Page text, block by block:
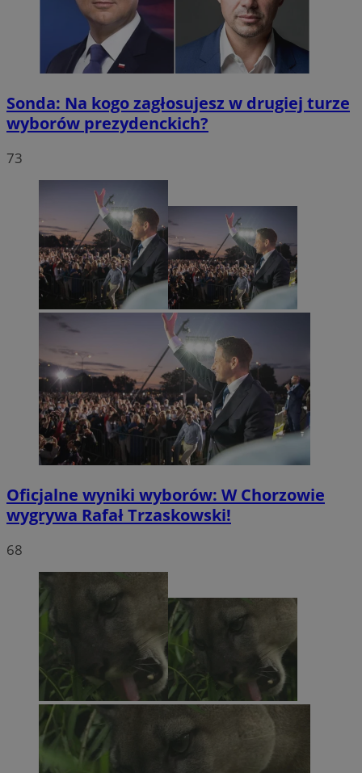
Sonda: Na kogo zagłosujesz w drugiej turze
wyborów prezydenckich?
73
Oficjalne wyniki wyborów: W Chorzowie
wygrywa Rafał Trzaskowski!
68